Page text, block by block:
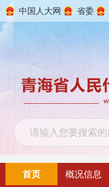
中国人大网 省委
首页 概况信息